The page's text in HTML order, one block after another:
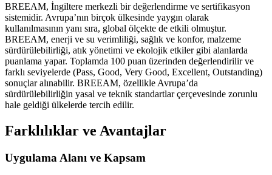
BREEAM, İngiltere merkezli bir değerlendirme ve sertifikasyon
sistemidir. Avrupa’nın birçok ülkesinde yaygın olarak
kullanılmasının yanı sıra, global ölçekte de etkili olmuştur.
BREEAM, enerji ve su verimliliği, sağlık ve konfor, malzeme
sürdürülebilirliği, atık yönetimi ve ekolojik etkiler gibi alanlarda
puanlama yapar. Toplamda 100 puan üzerinden değerlendirilir ve
farklı seviyelerde (Pass, Good, Very Good, Excellent, Outstanding)
sonuçlar alınabilir. BREEAM, özellikle Avrupa’da
sürdürülebilirliğin yasal ve teknik standartlar çerçevesinde zorunlu
hale geldiği ülkelerde tercih edilir.
Farklılıklar ve Avantajlar
Uygulama Alanı ve Kapsam